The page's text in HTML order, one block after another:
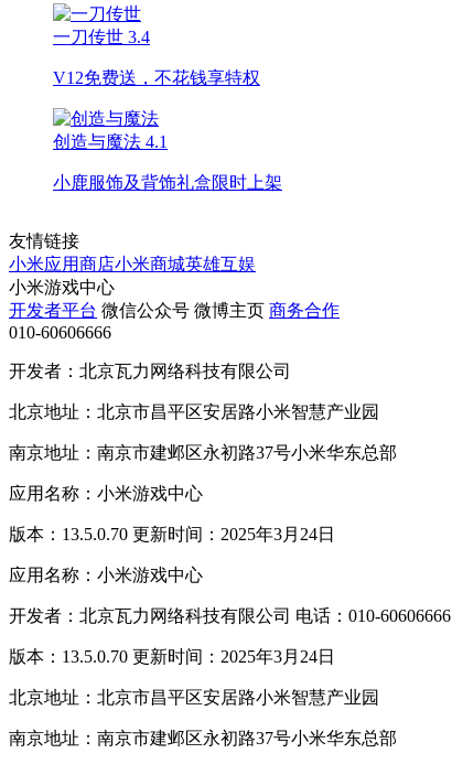
一刀传世 3.4
V12免费送，不花钱享特权
创造与魔法 4.1
小鹿服饰及背饰礼盒限时上架
友情链接
小米应用商店小米商城英雄互娱
小米游戏中心
开发者平台 微信公众号 微博主页 商务合作
010-60606666
开发者：北京瓦力网络科技有限公司
北京地址：北京市昌平区安居路小米智慧产业园
南京地址：南京市建邺区永初路37号小米华东总部
应用名称：小米游戏中心
版本：13.5.0.70 更新时间：2025年3月24日
应用名称：小米游戏中心
开发者：北京瓦力网络科技有限公司 电话：010-60606666
版本：13.5.0.70 更新时间：2025年3月24日
北京地址：北京市昌平区安居路小米智慧产业园
南京地址：南京市建邺区永初路37号小米华东总部